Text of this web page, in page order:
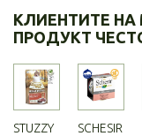
КЛИЕНТИТЕ
ПРОДУКТ
STUZZY
SCHESIR